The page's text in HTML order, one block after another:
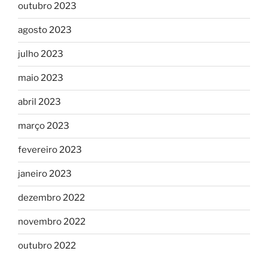
outubro 2023
agosto 2023
julho 2023
maio 2023
abril 2023
março 2023
fevereiro 2023
janeiro 2023
dezembro 2022
novembro 2022
outubro 2022